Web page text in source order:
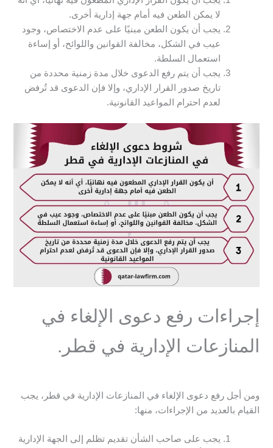
لا يمكن الطعن فيه أمام جهة إدارية أخرى.
يجب أن يكون الطعن مبنيًا على عدم الاختصاص، وجود
عيب في الشكل، مخالفة القوانين واللوائح، أو إساءة
استعمال السلطة.
يجب أن يتم رفع الدعوى خلال مدة زمنية محددة من
تاريخ صدور القرار الإداري، وإلا فإن الدعوى قد تُرفض
لعدم احترام المواعيد القانونية.
إجراءات رفع دعوى الإلغاء في
المنازعات الإدارية في قطر.
ومن أجل رفع دعوى الإلغاء في المنازعات الإدارية في قطر، يجب
القيام بالعديد من الإجراءات، منها:
يجب على صاحب الشأن تقديم تظلم إلى الجهة الإدارية